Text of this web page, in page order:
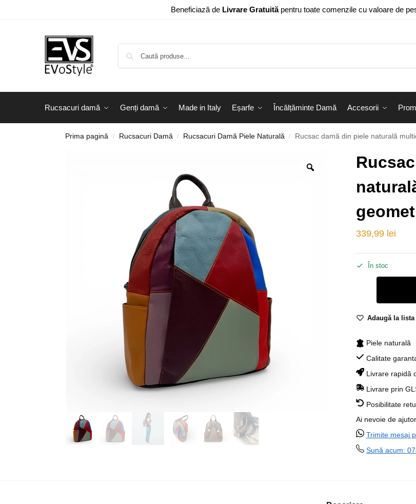
Beneficiază de Livrare Gratuităpentru toate comenzile cu valoare de
Rucsacuri damă Genți damă Made in Italy Eșarfe Încălțăminte Damă Accesorii
Prima pagină / Rucsacuri Damă / Rucsacuri Damă Piele Naturală / Rucsac damă din piele naturală
339,99 lei
În stoc
Adaugă la
Piele naturală
Calitate
Livrare rapidă
Livrare prin
Posibilitate
Ai nevoie de
Trimite mesaj
Sună acum: